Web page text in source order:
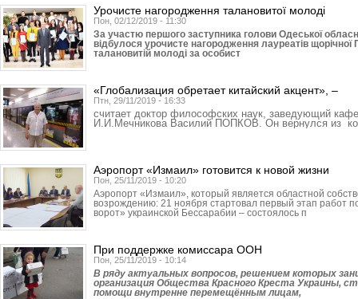
Урочисте нагородження талановитої молоді
Пон, 02/12/2019 - 11:30
За участю першого заступника голови Одеської
відбулося урочисте нагородження лауреатів щорічної
талановитій молоді за особист
«Глобализация обретает китайский акцент», –
Птн, 29/11/2019 - 16:33
считает доктор философских наук, заведующий
И.И.Мечникова Василий ПОПКОВ. Он вернулся из
Аэропорт «Измаил» готовится к новой жизни
Пон, 25/11/2019 - 10:20
Аэропорт «Измаил», который является областной
возрождению: 21 ноября стартовал первый этап работ
ворот» украинской Бессарабии – состоялось п
При поддержке комиссара ООН
Пон, 25/11/2019 - 10:14
В ряду актуальных вопросов, решением которых
организация Общества Красного Креста Украины,
помощи внутренне перемещённым лицам,